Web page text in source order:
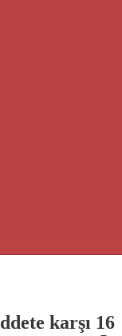
karşı 16